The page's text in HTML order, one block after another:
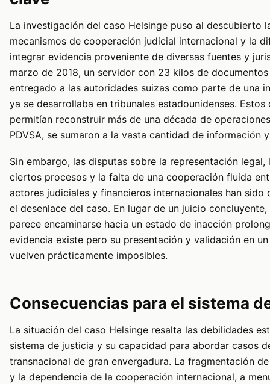
La investigación del caso Helsinge puso al descubierto
mecanismos de cooperación judicial internacional y la
integrar evidencia proveniente de diversas fuentes y
marzo de 2018, un servidor con 23 kilos de
entregado a las autoridades suizas como parte de una
ya se desarrollaba en tribunales estadounidenses. Estos
permitían reconstruir más de una década de
PDVSA, se sumaron a la vasta cantidad de información
Sin embargo, las disputas sobre la representación
ciertos procesos y la falta de una cooperación fluida
actores judiciales y financieros internacionales han sido
el desenlace del caso. En lugar de un juicio
parece encaminarse hacia un estado de inacción
evidencia existe pero su presentación y validación en
vuelven prácticamente imposibles.
Consecuencias para el sistema
La situación del caso Helsinge resalta las debilidades
sistema de justicia y su capacidad para abordar casos
transnacional de gran envergadura. La fragmentación
y la dependencia de la cooperación internacional, a